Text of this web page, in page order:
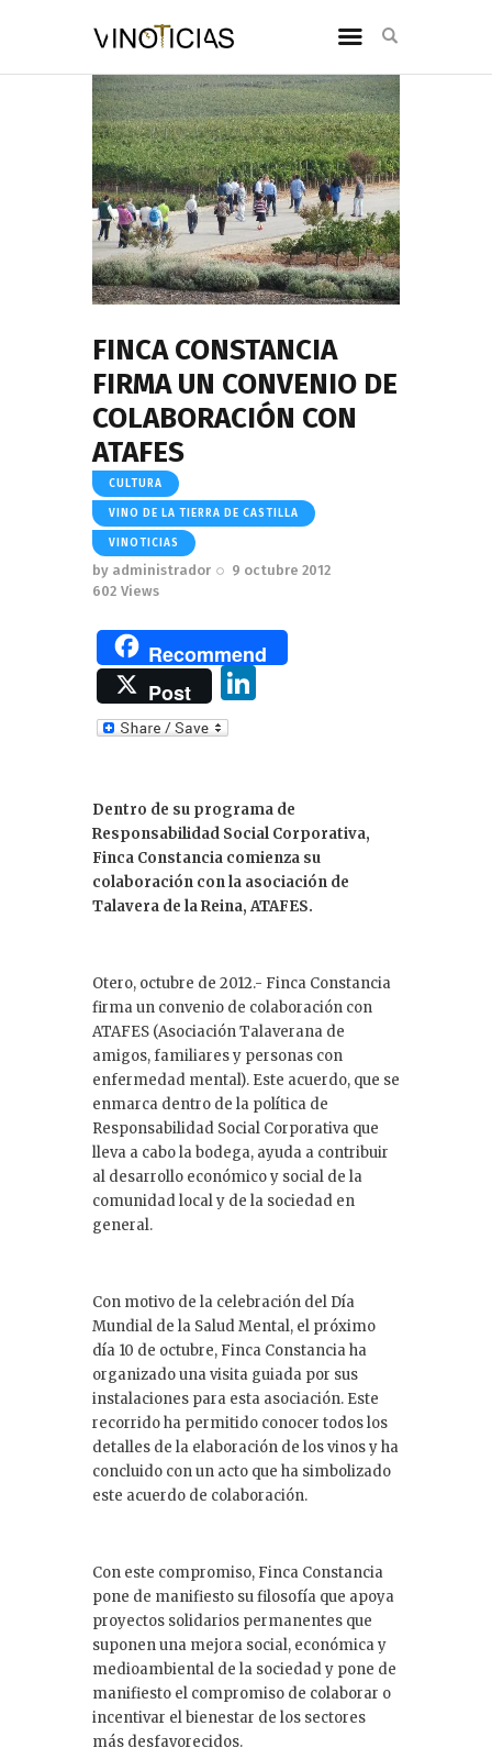
FINCA CONSTANCIA
FIRMA UN CONVENIO DE
COLABORACIÓN CON
ATAFES
CULTURA
VINO DE LA TIERRA DE CASTILLA
VINOTICIAS
by administrador
9 octubre 2012
602 Views
Recommend
Post
dI
n
Dentro de su programa de
Responsabilidad Social Corporativa,
Finca Constancia comienza su
colaboración con la asociación de
Talavera de la Reina, ATAFES.
Otero, octubre de 2012.- Finca Constancia
firma un convenio de colaboración con
ATAFES (Asociación Talaverana de
amigos, familiares y personas con
enfermedad mental). Este acuerdo, que se
enmarca dentro de la política de
Responsabilidad Social Corporativa que
lleva a cabo la bodega, ayuda a contribuir
al desarrollo económico y social de la
comunidad local y de la sociedad en
general.
Con motivo de la celebración del Día
Mundial de la Salud Mental, el próximo
día 10 de octubre, Finca Constancia ha
organizado una visita guiada por sus
instalaciones para esta asociación. Este
recorrido ha permitido conocer todos los
detalles de la elaboración de los vinos y ha
concluido con un acto que ha simbolizado
este acuerdo de colaboración.
Con este compromiso, Finca Constancia
pone de manifiesto su filosofía que apoya
proyectos solidarios permanentes que
suponen una mejora social, económica y
medioambiental de la sociedad y pone de
manifiesto el compromiso de colaborar o
incentivar el bienestar de los sectores
más desfavorecidos.